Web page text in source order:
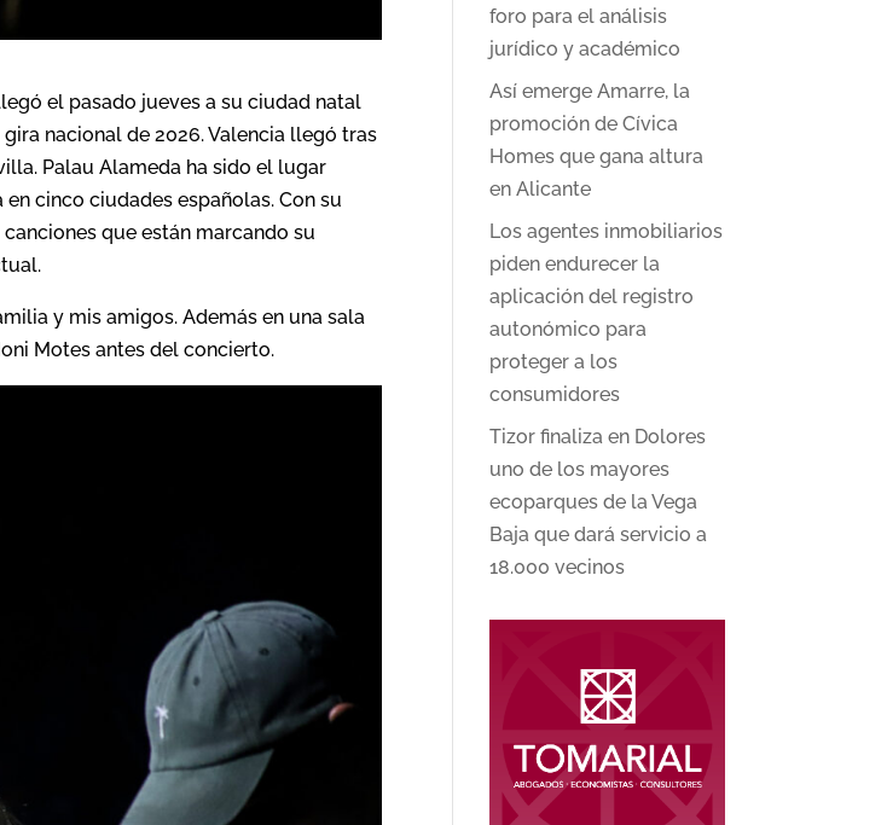
el pasado jueves a su ciudad natal
nacional de 2026. Valencia llegó tras
Palau Alameda ha sido el lugar
cinco ciudades españolas. Con su
que están marcando su
y mis amigos. Además en una sala
Motes antes del concierto.
foro para el análisis
jurídico y académico
Así emerge Amarre, la
promoción de Cívica
Homes que gana altura
en Alicante
Los agentes inmobiliarios
piden endurecer la
aplicación del registro
autonómico para
proteger a los
consumidores
Tizor finaliza en Dolores
uno de los mayores
ecoparques de la Vega
Baja que dará servicio a
18.000 vecinos